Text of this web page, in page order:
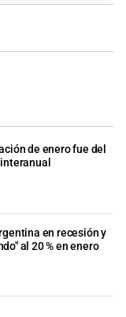
de enero fue del
interanual
en recesión y
al 20 % en enero